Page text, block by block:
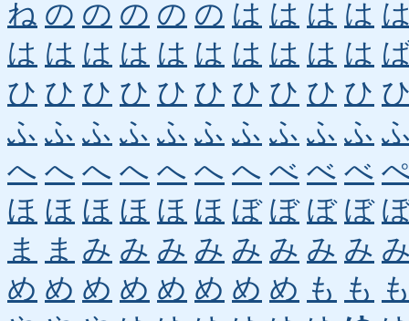
ね の の の の の は は は は
は は は は は は は は は は
ひ ひ ひ ひ ひ ひ ひ ひ ひ ひ
ふ ふ ふ ふ ふ ふ ふ ふ ふ ふ
へ へ へ へ へ へ へ べ べ べ
ほ ほ ほ ほ ほ ほ ぼ ぼ ぼ ぼ
ま
ま み み み み み み み み
め め め め め め め め も も